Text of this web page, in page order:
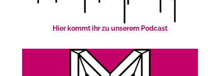
Hier kommt ihr zu unserem Podcast